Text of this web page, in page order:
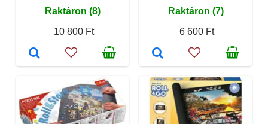
Raktáron (8)
10 800 Ft
Raktáron (7)
6 600 Ft